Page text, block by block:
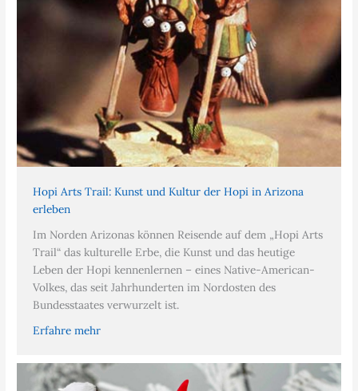
Hopi Arts Trail: Kunst und Kultur der Hopi in Arizona
erleben
Im Norden Arizonas können Reisende auf dem „Hopi Arts
Trail“ das kulturelle Erbe, die Kunst und das heutige
Leben der Hopi kennenlernen – eines Native-American-
Volkes, das seit Jahrhunderten im Nordosten des
Bundesstaates verwurzelt ist.
Erfahre mehr